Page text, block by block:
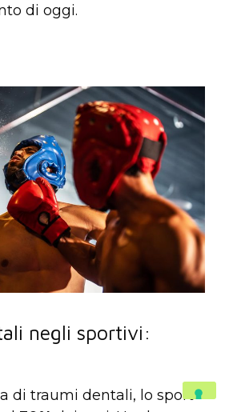
di oggi.
negli sportivi:
di traumi dentali, lo sport